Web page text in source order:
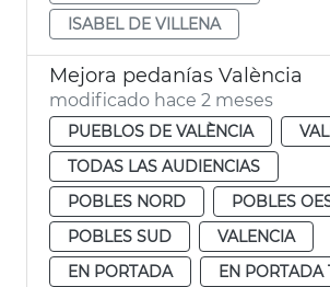
ISABEL DE VILLENA
Mejora pedanías València
modificado hace 2 meses
PUEBLOS DE VALÈNCIA
TODAS LAS AUDIENCIAS
POBLES NORD
POBLES
POBLES SUD
VALENCIA
EN PORTADA
EN PORTADA